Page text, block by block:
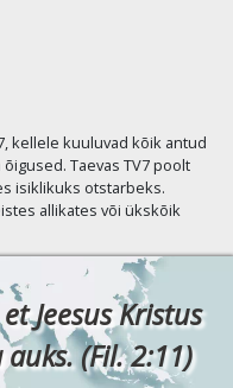
kellele kuuluvad kõik antud
Taevas TV7 poolt
isiklikuks otstarbeks.
allikates või ükskõik
Jeesus Kristus
(Fil. 2:11)